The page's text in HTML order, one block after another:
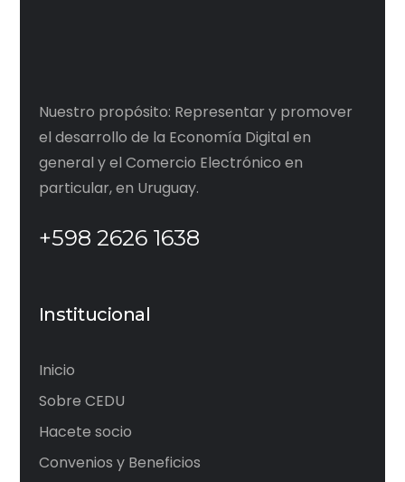
Nuestro propósito: Representar y promover
el desarrollo de la Economía Digital en
general y el Comercio Electrónico en
particular, en Uruguay.
+598 2626 1638
Institucional
Inicio
Sobre CEDU
Hacete socio
Convenios y Beneficios